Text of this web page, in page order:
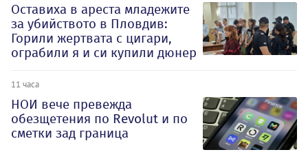
Оставиха в ареста младежите
за убийството в Пловдив:
Горили жертвата с цигари,
ограбили я и си купили дюнер
11 часа
НОИ вече превежда
обезщетения по Revolut и по
сметки зад граница